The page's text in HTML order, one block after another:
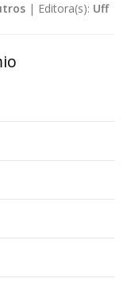
| Editora(s): Uff